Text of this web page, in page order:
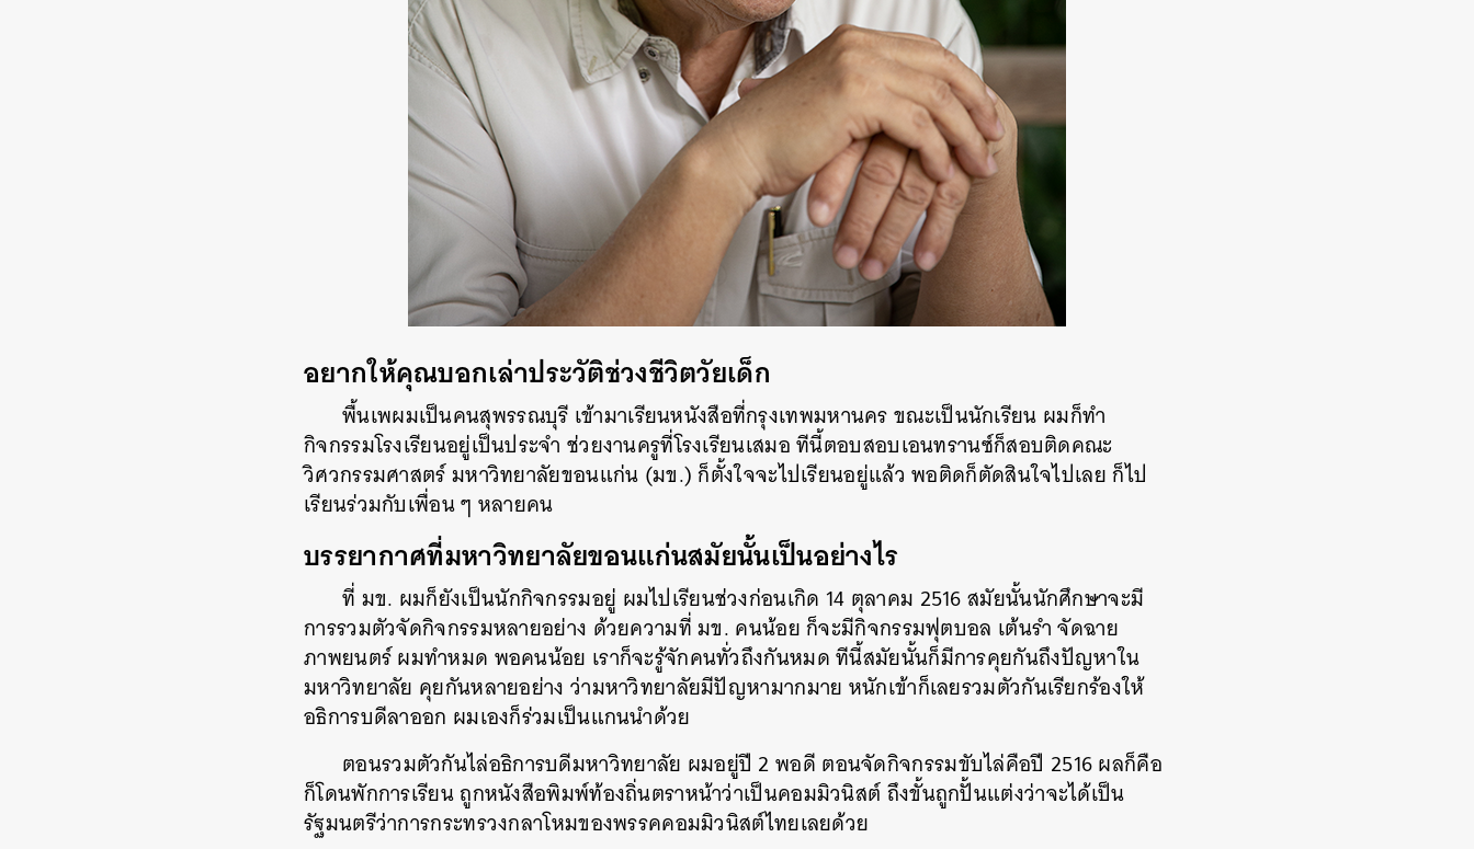
อยากให้คุณบอกเล่าประวัติช่วงชีวิตวัยเด็ก
พื้นเพผมเป็นคนสุพรรณบุรี เข้ามาเรียนหนังสือที่กรุงเทพมหานคร ขณะเป็นนักเรียน ผมก็ทำ
กิจกรรมโรงเรียนอยู่เป็นประจำ ช่วยงานครูที่โรงเรียนเสมอ ทีนี้ตอบสอบเอนทรานซ์ก็สอบติดคณะ
วิศวกรรมศาสตร์ มหาวิทยาลัยขอนแก่น (มข.) ก็ตั้งใจจะไปเรียนอยู่แล้ว พอติดก็ตัดสินใจไปเลย ก็ไป
เรียนร่วมกับเพื่อน ๆ หลายคน
บรรยากาศที่มหาวิทยาลัยขอนแก่นสมัยนั้นเป็นอย่างไร
ที่ มข. ผมก็ยังเป็นนักกิจกรรมอยู่ ผมไปเรียนช่วงก่อนเกิด 14 ตุลาคม 2516 สมัยนั้นนักศึกษาจะมี
การรวมตัวจัดกิจกรรมหลายอย่าง ด้วยความที่ มข. คนน้อย ก็จะมีกิจกรรมฟุตบอล เต้นรำ จัดฉาย
ภาพยนตร์ ผมทำหมด พอคนน้อย เราก็จะรู้จักคนทั่วถึงกันหมด ทีนี้สมัยนั้นก็มีการคุยกันถึงปัญหาใน
มหาวิทยาลัย คุยกันหลายอย่าง ว่ามหาวิทยาลัยมีปัญหามากมาย หนักเข้าก็เลยรวมตัวกันเรียกร้องให้
อธิการบดีลาออก ผมเองก็ร่วมเป็นแกนนำด้วย
ตอนรวมตัวกันไล่อธิการบดีมหาวิทยาลัย ผมอยู่ปี 2 พอดี ตอนจัดกิจกรรมขับไล่คือปี 2516 ผลก็คือ
ก็โดนพักการเรียน ถูกหนังสือพิมพ์ท้องถิ่นตราหน้าว่าเป็นคอมมิวนิสต์ ถึงขั้นถูกปั้นแต่งว่าจะได้เป็น
รัฐมนตรีว่าการกระทรวงกลาโหมของพรรคคอมมิวนิสต์ไทยเลยด้วย